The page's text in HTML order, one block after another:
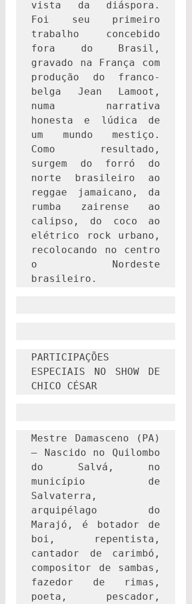
vista da diáspora.
Foi seu primeiro
trabalho concebido
fora do Brasil,
gravado na França com
produção do franco-
belga Jean Lamoot,
numa narrativa
honesta e lúdica de
um mundo mestiço.
Como resultado,
surgem do forró do
norte brasileiro ao
reggae jamaicano, da
rumba zairense ao
calipso, do coco ao
elétrico rock urbano,
recolocando no centro
o Nordeste
brasileiro.
PARTICIPAÇÕES
ESPECIAIS NO SHOW DE
CHICO CÉSAR
Mestre Damasceno (PA)
– Nascido no Quilombo
do Salvá, no
município de
Salvaterra,
arquipélago do
Marajó, é botador de
boi, repentista,
cantador de carimbó,
compositor de sambas,
fazedor de rimas,
poeta, pescador,